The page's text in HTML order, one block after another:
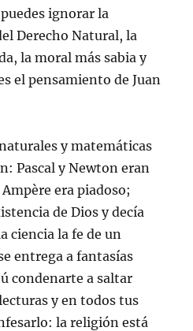
ignorar la
Derecho Natural, la
la moral más sabia y
el pensamiento de Juan
y matemáticas
Pascal y Newton eran
era piadoso;
de Dios y decía
ciencia la fe de un
entrega a fantasías
condenarte a saltar
y en todos tus
la religión está